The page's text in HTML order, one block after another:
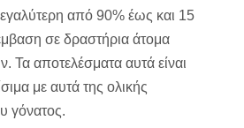
από 90% έως και 15
σε δραστήρια άτομα
Τα αποτελέσματα αυτά είναι
με αυτά της ολικής
γόνατος.